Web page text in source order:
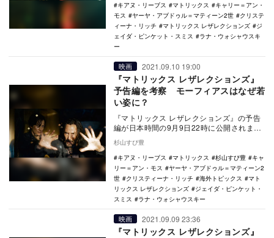
キアヌ・リーブス
マトリックス
キャリー＝アン・
モス
ヤーヤ・アブドゥル＝マティーン2世
クリステ
ィーナ・リッチ
マトリックス レザレクションズ
ジ
ェイダ・ピンケット・スミス
ラナ・ウォシャウスキ
ー
映画 2021.09.10 19:00
『マトリックス レザレクションズ』
予告編を考察 モーフィアスはなぜ若
い姿に？
『マトリックス レザレクションズ』の予告
編が日本時間の9月9日22時に公開されまし
トリック…
杉山すぴ豊
キアヌ・リーブス
マトリックス 杉山すぴ豊
キャ
リー＝アン・モス
ヤーヤ・アブドゥル＝マティーン2
世
クリスティーナ・リッチ 海外トピックス
マト
リックス レザレクションズ
ジェイダ・ピンケット・
スミス
ラナ・ウォシャウスキー
映画 2021.09.09 23:36
『マトリックス レザレクションズ』